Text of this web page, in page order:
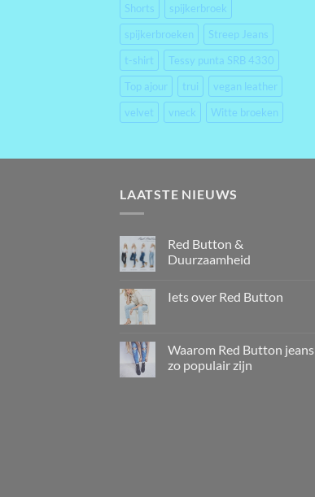
Shorts
spijkerbroek
spijkerbroeken
Streep Jeans
t-shirt
Tessy punta SRB 4330
Top ajour
trui
vegan leather
velvet
vneck Witte broeken
LAATSTE NIEUWS
Red Button &
Duurzaamheid
Iets over Red Button
Waarom Red Button jeans
zo populair zijn